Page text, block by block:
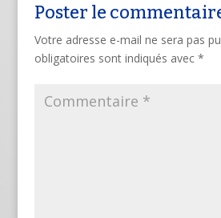
Poster le
Votre adresse e-mail ne sera pas
obligatoires sont indiqués avec *